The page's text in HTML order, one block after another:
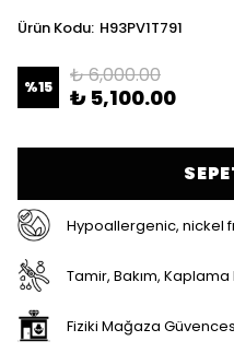
Ürün Kodu: H93PV1T791
%15 ₺ 6,000.00
₺ 5,100.00
Hypoallergenic, nickel
Tamir, Bakım, Kaplama
Fiziki Mağaza